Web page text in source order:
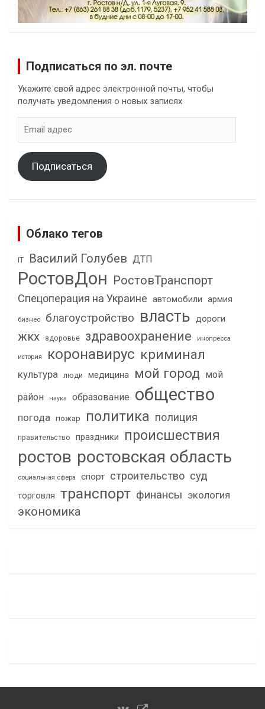
Подписаться по эл. почте
Укажите свой адрес электронной почты, чтобы
получать уведомления о новых записях
адрес
Подписаться
Облако тегов
IT Василий Голубев ДТП
РостовДон РостовТранспорт
Спецоперация на Украине автомобили армия
бизнес благоустройство власть дороги
жкх здоровье здравоохранение инопресса
история коронавирус криминал
культура люди медицина мой город мой
район
наука образование общество
погода пожар политика полиция
правительство праздники происшествия
ростов ростовская область
социальная сфера спорт строительство суд
торговля транспорт финансы экология
экономика